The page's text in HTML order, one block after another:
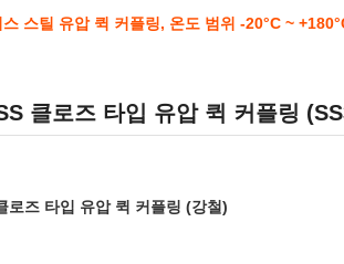
스틸 유압 퀵 커플링, 온도 범위 -20°C ~
클로즈 타입 유압 퀵 커플링
로즈 타입 유압 퀵 커플링 (강철)